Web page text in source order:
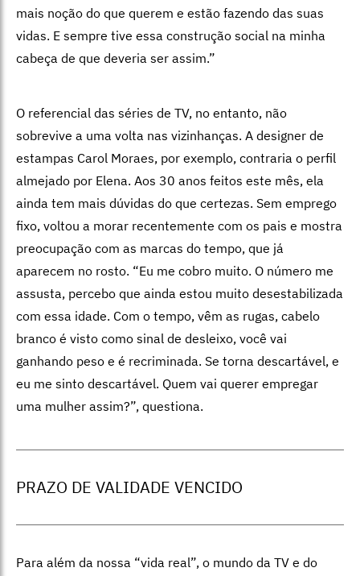
mais noção do que querem e estão fazendo das suas
vidas. E sempre tive essa construção social na minha
cabeça de que deveria ser assim.”
O referencial das séries de TV, no entanto, não
sobrevive a uma volta nas vizinhanças. A designer de
estampas Carol Moraes, por exemplo, contraria o perfil
almejado por Elena. Aos 30 anos feitos este mês, ela
ainda tem mais dúvidas do que certezas. Sem emprego
fixo, voltou a morar recentemente com os pais e mostra
preocupação com as marcas do tempo, que já
aparecem no rosto. “Eu me cobro muito. O número me
assusta, percebo que ainda estou muito desestabilizada
com essa idade. Com o tempo, vêm as rugas, cabelo
branco é visto como sinal de desleixo, você vai
ganhando peso e é recriminada. Se torna descartável, e
eu me sinto descartável. Quem vai querer empregar
uma mulher assim?”, questiona.
PRAZO DE VALIDADE VENCIDO
Para além da nossa “vida real”, o mundo da TV e do